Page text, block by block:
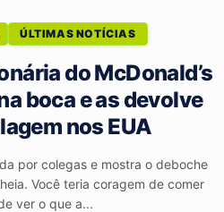
ÚLTIMAS NOTÍCIAS
do McDonald’s
boca e as devolve
nos EUA
por colegas e mostra o deboche
Você teria coragem de comer
ver o que a...